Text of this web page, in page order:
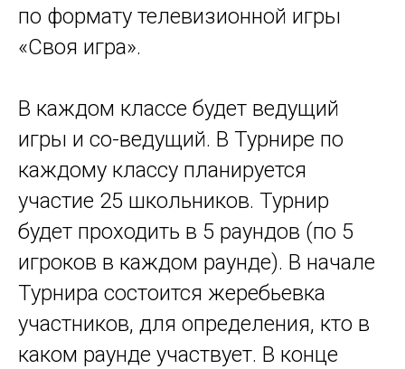
по формату телевизионной игры
«Своя игра».
В каждом классе будет ведущий
игры и со-ведущий. В Турнире по
каждому классу планируется
участие 25 школьников. Турнир
будет проходить в 5 раундов (по 5
игроков в каждом раунде). В начале
Турнира состоится жеребьевка
участников, для определения, кто в
каком раунде участвует. В конце